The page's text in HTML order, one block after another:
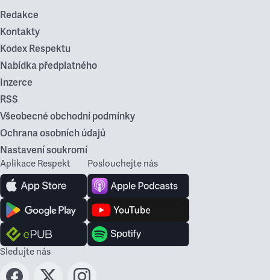
Redakce
Kontakty
Kodex Respektu
Nabídka předplatného
Inzerce
RSS
Všeobecné obchodní podmínky
Ochrana osobních údajů
Nastavení soukromí
Aplikace Respekt Poslouchejte nás
Sledujte nás